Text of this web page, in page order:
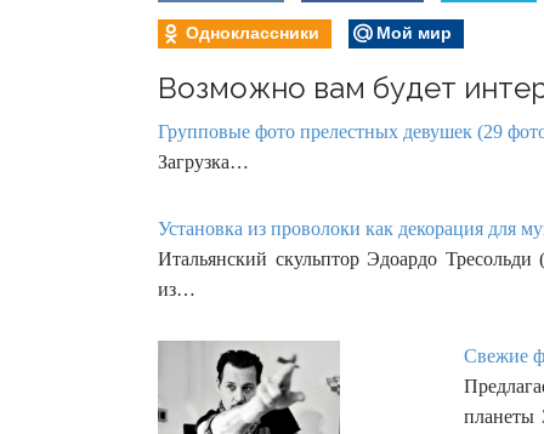
Одноклассники Мой мир
Возможно вам будет
Групповые фото прелестных девушек (29
Загрузка…
Установка из проволоки как декорация для
Итальянский скульптор Эдоардо
из…
Свежие
планеты